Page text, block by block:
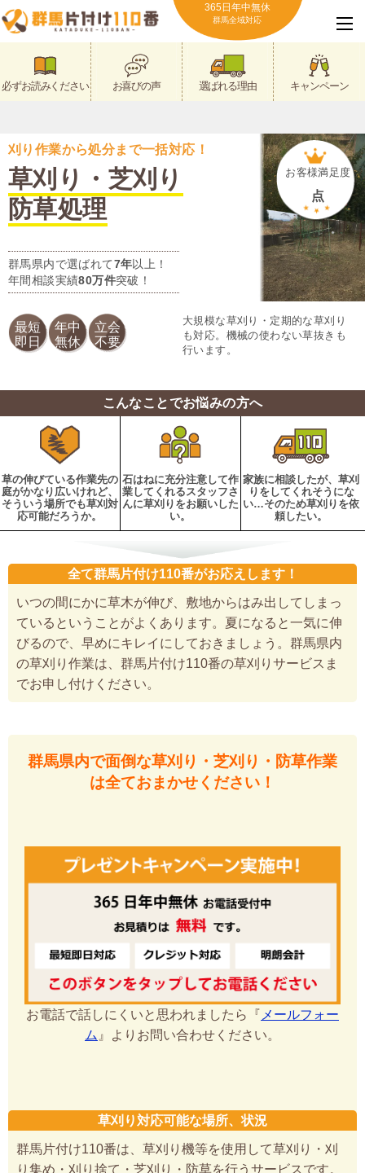
365日年中無休
群馬全域対応
必ずお読みください お喜びの声 選ばれる理由 キャンペーン
刈り作業から処分まで一括対応！
草刈り・芝刈り
防草処理
群馬県内で選ばれて7年以上！
年間相談実績80万件突破！
お客様満足度
点
最短
即日
年中
無休
立会
不要
大規模な草刈り・定期的な草刈り
も対応。機械の使わない草抜きも
行います。
こんなことでお悩みの方へ
草の伸びている作業先の
庭がかなり広いけれど、
そういう場所でも草刈対
応可能だろうか。
石はねに充分注意して作
業してくれるスタッフさ
んに草刈りをお願いした
い。
家族に相談したが、草刈
りをしてくれそうにな
い…そのため草刈りを依
頼したい。
全て群馬片付け110番がお応えします！
いつの間にかに草木が伸び、敷地からはみ出してしまっ
ているということがよくあります。夏になると一気に伸
びるので、早めにキレイにしておきましょう。群馬県内
の草刈り作業は、群馬片付け110番の草刈りサービスま
でお申し付けください。
群馬県内で面倒な草刈り・芝刈り・防草作業
は全ておまかせください！
お電話で話しにくいと思われましたら『 メールフォー
ム 』よりお問い合わせください。
草刈り対応可能な場所、状況
群馬片付け110番は、草刈り機等を使用して草刈り・刈
り集め・刈り捨て・芝刈り・防草を行うサービスです。